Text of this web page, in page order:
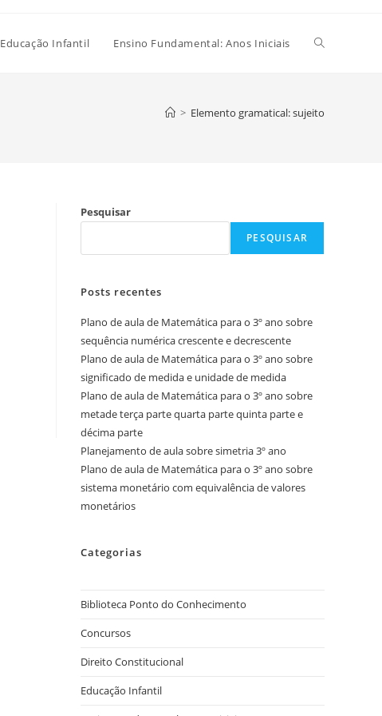
Educação Infantil Ensino Fundamental: Anos Iniciais Alternar
site
> Elemento gramatical: sujeito
Pesquisar
PESQUISAR
Posts recentes
Plano de aula de Matemática para o 3º ano sobre
sequência numérica crescente e decrescente
Plano de aula de Matemática para o 3º ano sobre
significado de medida e unidade de medida
Plano de aula de Matemática para o 3º ano sobre
metade terça parte quarta parte quinta parte e
décima parte
Planejamento de aula sobre simetria 3º ano
Plano de aula de Matemática para o 3º ano sobre
sistema monetário com equivalência de valores
monetários
Categorias
Biblioteca Ponto do Conhecimento
Concursos
Direito Constitucional
Educação Infantil